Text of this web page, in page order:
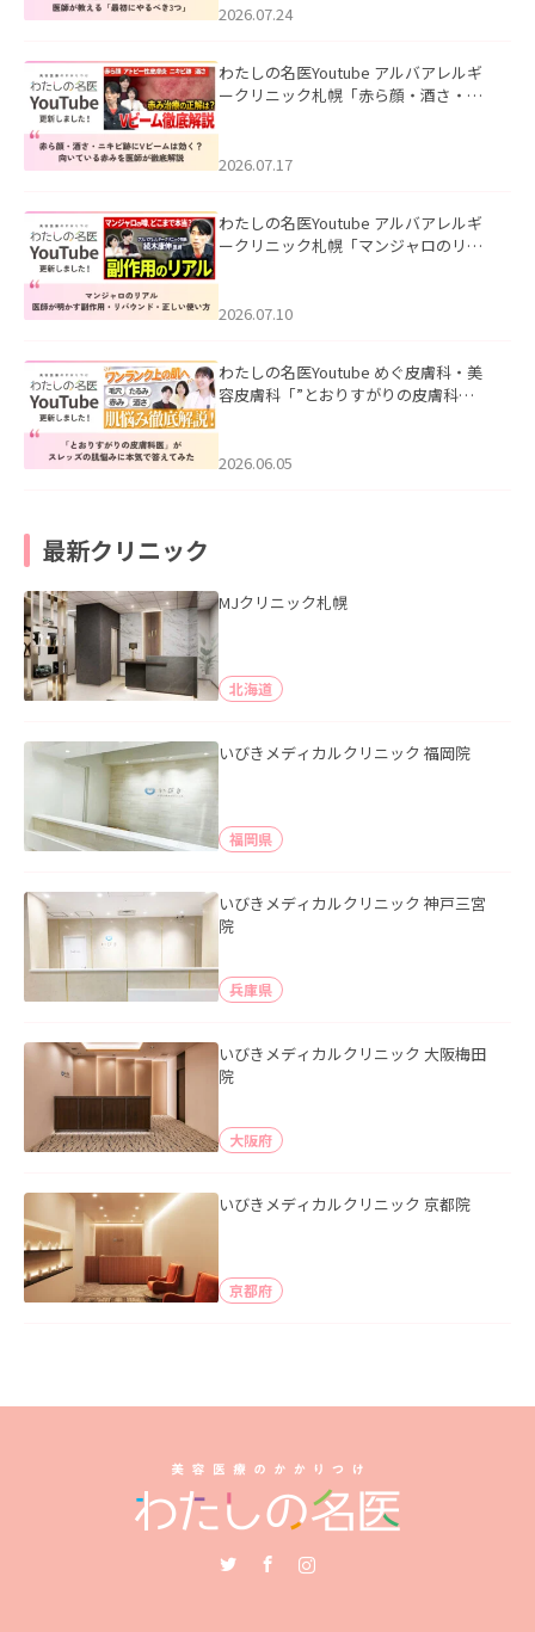
た。
2026.07.24
わたしの名医Youtube アルバアレルギ
ークリニック札幌「赤ら顔・酒さ・ニ
した。
2026.07.17
わたしの名医Youtube アルバアレルギ
ークリニック札幌「マンジャロのリア
た。
2026.07.10
わたしの名医Youtube めぐ皮膚科・美
容皮膚科「”とおりすがりの皮膚科
2026.06.05
最新クリニック
MJクリニック札幌
北海道
いびきメディカルクリニック 福岡院
福岡県
いびきメディカルクリニック 神戸三宮
院
兵庫県
いびきメディカルクリニック 大阪梅田
院
大阪府
いびきメディカルクリニック 京都院
京都府